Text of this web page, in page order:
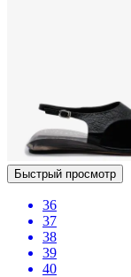
Быстрый просмотр
36
37
38
39
40